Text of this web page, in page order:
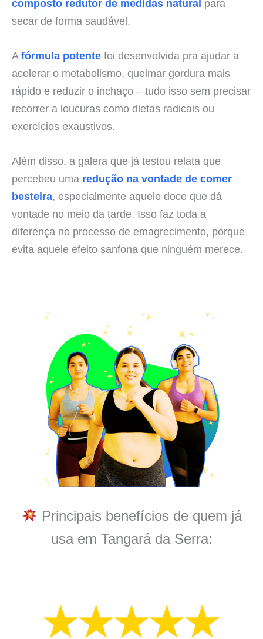
composto redutor de medidas natural para
secar de forma saudável.
Afórmula potente foi desenvolvida pra ajudar a
acelerar o metabolismo, queimar gordura mais
rápido e reduzir o inchaço – tudo isso sem precisar
recorrer a loucuras como dietas radicais ou
exercícios exaustivos.
Além disso, a galera que já testou relata que
percebeu uma redução na vontade de comer
besteira, especialmente aquele doce que dá
vontade no meio da tarde. Isso faz toda a
diferença no processo de emagrecimento, porque
evita aquele efeito sanfona que ninguém merece.
Principais benefícios de quem já
usa em Tangará da Serra: